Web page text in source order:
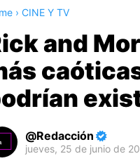
› CINE Y TV
and
Redacción
jueves, 25 de junio de